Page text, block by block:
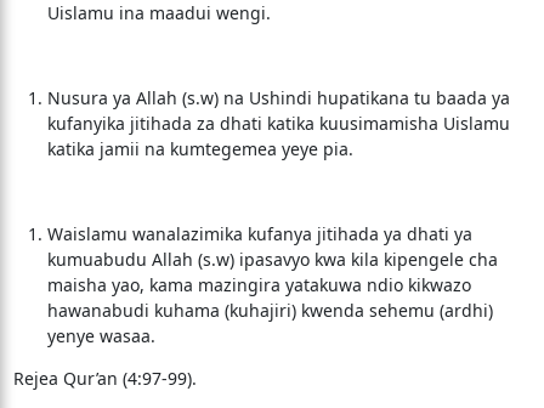
Uislamu ina maadui wengi.
Nusura ya Allah (s.w) na Ushindi hupatikana tu baada ya
kufanyika jitihada za dhati katika kuusimamisha Uislamu
katika jamii na kumtegemea yeye pia.
Waislamu wanalazimika kufanya jitihada ya dhati ya
kumuabudu Allah (s.w) ipasavyo kwa kila kipengele cha
maisha yao, kama mazingira yatakuwa ndio kikwazo
hawanabudi kuhama (kuhajiri) kwenda sehemu (ardhi)
yenye wasaa.
Rejea Qur’an (4:97-99).